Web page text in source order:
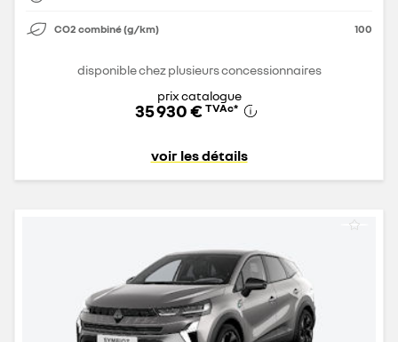
CO2 combiné (g/km) 100
disponible chez plusieurs concessionnaires
prix catalogue
35 930 € TVAc*
voir les détails